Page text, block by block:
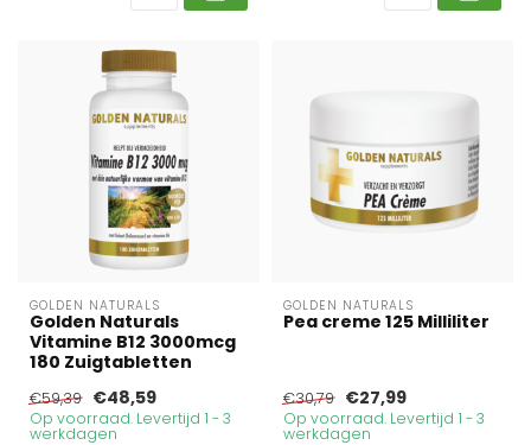
GOLDEN NATURALS
Golden Naturals
Vitamine B12 3000mcg
180 Zuigtabletten
€59,39 €48,59
Op voorraad. Levertijd 1 - 3
werkdagen
GOLDEN NATURALS
Pea creme 125 Milliliter
€30,79 €27,99
Op voorraad. Levertijd 1 - 3
werkdagen